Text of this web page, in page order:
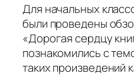
Для начальных
были проведены
«Дорогая сердцу
познакомились с
таких произведений